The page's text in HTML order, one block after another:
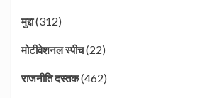
मुद्दा(312)
मोटीवेशनल स्पीच(22)
राजनीति दस्तक(462)